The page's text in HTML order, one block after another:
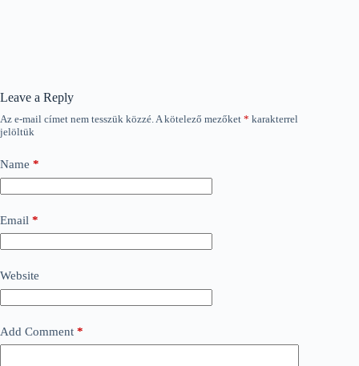
Leave a Reply
Az e-mail címet nem tesszük közzé.A kötelező mezőket * karakterrel
jelöltük
Name *
Email *
Website
Add Comment *